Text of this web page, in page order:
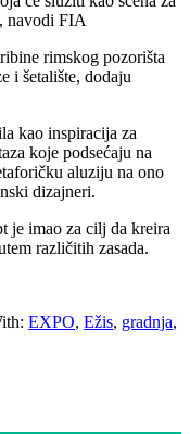
navodi FIA
rimskog pozorišta
i šetalište, dodaju
kao inspiracija za
koje podsećaju na
aluziju na ono
dizajneri.
je imao za cilj da kreira
različitih zasada.
EXPO, Ežis, gradnja,